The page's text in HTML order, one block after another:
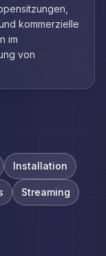
kommerzielle
im
von
Installation
Streaming